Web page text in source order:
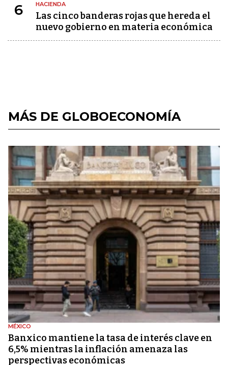
6 HACIENDA
Las cinco banderas rojas que hereda el
nuevo gobierno en materia económica
MÁS DE GLOBOECONOMÍA
MÉXICO
Banxico mantiene la tasa de interés clave en
6,5% mientras la inflación amenaza las
perspectivas económicas